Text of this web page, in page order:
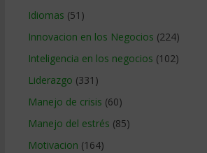
Idiomas (51)
Innovacion en los Negocios (224)
Inteligencia en los negocios (102)
Liderazgo (331)
Manejo de crisis (60)
Manejo del estrés (85)
Motivacion (164)